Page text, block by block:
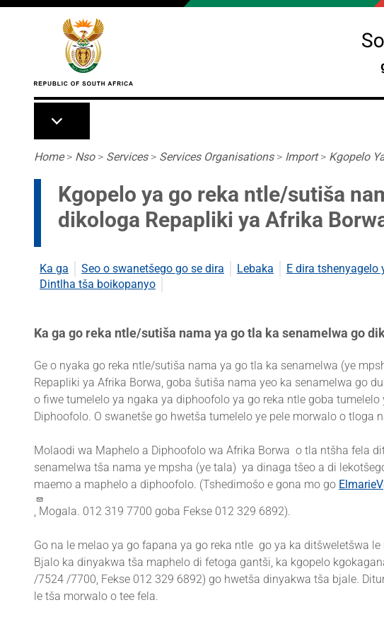
Skip to main content
Breadcrumb
Home> Nso> Services> Services Organisations> Import> Kgopelo
Kgopelo ya go reka ntle/sutiša
dikologa Repapliki ya Afrika
Ka ga Seo o swanetšego go se dira Lebaka E dira tshenyagelo
Dintlha tša boikopanyo
Ka ga go reka ntle/sutiša nama ya go tla ka senamelwa go
Ge o nyaka go reka ntle/sutiša nama ya go tla ka senamelwa (ye
Repapliki ya Afrika Borwa, goba šutiša nama yeo ka senamelwa go
o fiwe tumelelo ya ngaka ya diphoofolo ya go reka ntle goba
Diphoofolo. O swanetše go hwetša tumelelo ye pele morwalo o tloga
Molaodi wa Maphelo a Diphoofolo wa Afrika Borwa o tla ntšha fela
senamelwa tša nama ye mpsha (ye tala) ya dinaga tšeo a di
maemo a maphelo a diphoofolo. (Tshedimošo e gona mo go
, Mogala. 012 319 7700 goba Fekse 012 329 6892).
Go na le melao ya go fapana ya go reka ntle go ya ka ditšweletšwa
Bjalo ka dinyakwa tša maphelo di fetoga gantši, ka kgopelo
/7524 /7700, Fekse 012 329 6892) go hwetša dinyakwa tša bjale.
le tša morwalo o tee fela.